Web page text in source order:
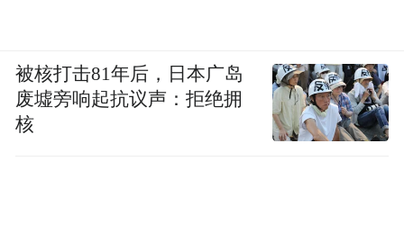
被核打击81年后，日本广岛
废墟旁响起抗议声：拒绝拥
核